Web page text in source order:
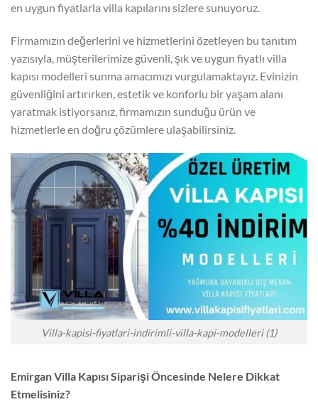
en uygun fiyatlarla villa kapılarını sizlere sunuyoruz.
Firmamızın değerlerini ve hizmetlerini özetleyen bu tanıtım
yazısıyla, müşterilerimize güvenli, şık ve uygun fiyatlı villa
kapısı modelleri sunma amacımızı vurgulamaktayız. Evinizin
güvenliğini artırırken, estetik ve konforlu bir yaşam alanı
yaratmak istiyorsanız, firmamızın sunduğu ürün ve
hizmetlerle en doğru çözümlere ulaşabilirsiniz.
Villa-kapisi-fiyatlari-indirimli-villa-kapi-modelleri (1)
Emirgan Villa Kapısı Siparişi Öncesinde Nelere Dikkat
Etmelisiniz?